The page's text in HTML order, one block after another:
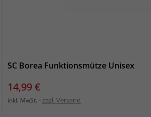
SC Borea Funktionsmütze Unisex
Preis
14,99 €
inkl. MwSt. zzgl. Versand